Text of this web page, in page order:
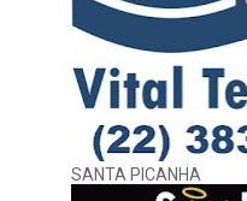
SANTA PICANHA